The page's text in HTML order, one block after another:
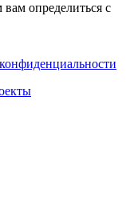
определиться с